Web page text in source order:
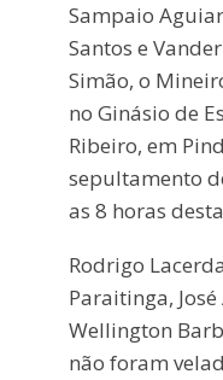
Sampaio
Santos e
Simão, o
no Ginásio de
Ribeiro, em
sepultamento
as 8 horas
Rodrigo
Paraitinga,
Wellington
não foram